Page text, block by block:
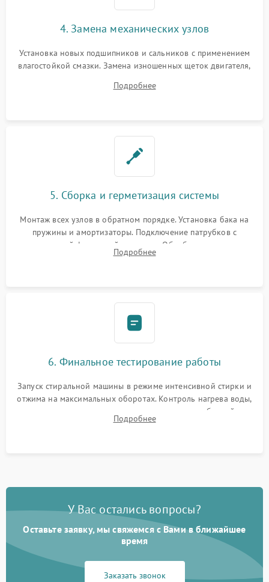
4. Замена механических узлов
Установка новых подшипников и сальников с применением
влагостойкой смазки. Замена изношенных щеток двигателя,
или поврежденной резиновой манжеты.
Подробнее
5. Сборка и герметизация системы
Монтаж всех узлов в обратном порядке. Установка бака на
пружины и амортизаторы. Подключение патрубков с
надежной фиксацией хомутами. Обработка стыков
герметиком для предотвращения возможных протечек воды.
Подробнее
6. Финальное тестирование работы
Запуск стиральной машины в режиме интенсивной стирки и
отжима на максимальных оборотах. Контроль нагрева воды,
корректности слива, отсутствия излишних вибраций,
посторонних стуков и протечек под корпусом.
Подробнее
У Вас остались вопросы?
Оставьте заявку, мы свяжемся с Вами в ближайшее
время
Заказать звонок